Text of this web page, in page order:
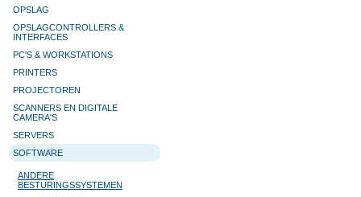
OPSLAG
OPSLAGCONTROLLERS &
INTERFACES
PC'S & WORKSTATIONS
PRINTERS
PROJECTOREN
SCANNERS EN DIGITALE
CAMERA'S
SERVERS
SOFTWARE
ANDERE
BESTURINGSSYSTEMEN